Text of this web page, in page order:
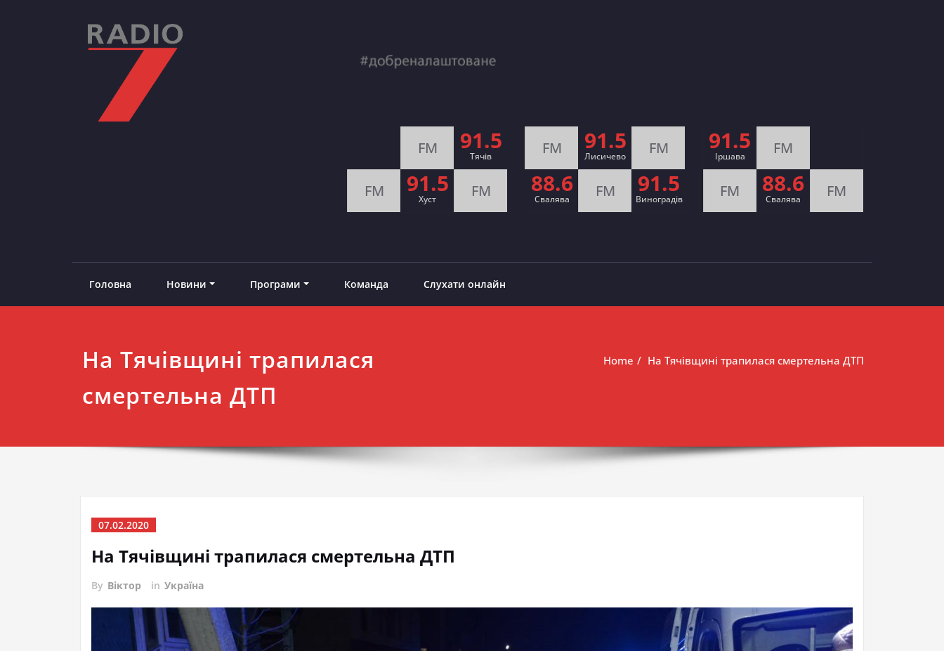
FM 91.5
Тячів
FM 91.5
Хуст FM
FM 91.5
Лисичево FM
88.6
Свалява FM 91.5
Виноградів
91.5
Іршава FM
FM 88.6
Cвалява FM
Головна Новини Програми Команда Слухати онлайн
На Тячівщині трапилася
смертельна ДТП
Home На Тячівщині трапилася смертельна ДТП
07.02.2020
На Тячівщині трапилася смертельна ДТП
By Віктор in Україна